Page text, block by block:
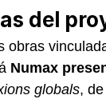
del
obras
Numax
globals,